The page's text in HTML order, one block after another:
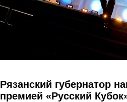
Рязанский губернатор
премией «Русский